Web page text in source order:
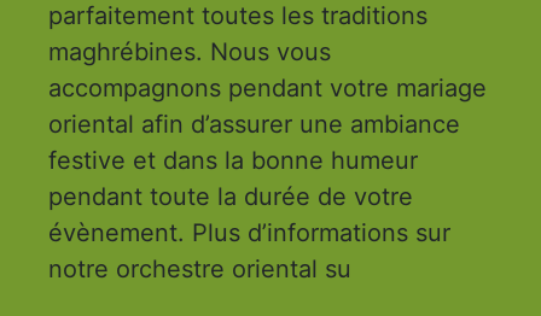
parfaitement toutes les traditions
maghrébines. Nous vous
accompagnons pendant votre mariage
oriental afin d’assurer une ambiance
festive et dans la bonne humeur
pendant toute la durée de votre
évènement. Plus d’informations sur
notre orchestre oriental su